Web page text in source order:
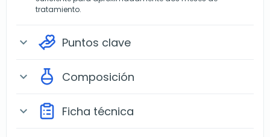
tratamiento.
expand_more Puntos clave
expand_more Composición
expand_more Ficha técnica